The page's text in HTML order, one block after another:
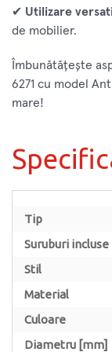
✔ Utilizare
de mobilier.
Îmbunătățește
6271 cu model
mare!
Tip
Suruburi incluse
Stil
Material
Culoare
Diametru [mm]